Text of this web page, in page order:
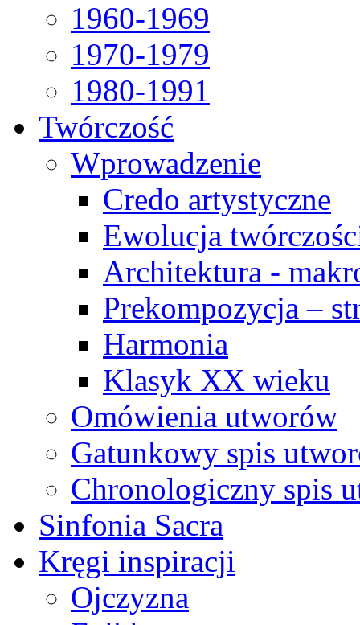
1960-1969
1970-1979
1980-1991
Twórczość
Wprowadzenie
Credo artystyczne
Ewolucja
Architektura -
Prekompozycja –
Harmonia
Klasyk XX wieku
Omówienia utworów
Gatunkowy spis
Chronologiczny spis
Sinfonia Sacra
Kręgi inspiracji
Ojczyzna